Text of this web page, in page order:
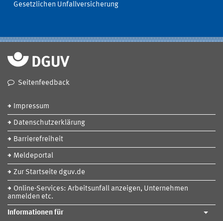
Gesetzlichen Unfallversicherung
Seitenfeedback
Impressum
Datenschutzerklärung
Barrierefreiheit
Meldeportal
Zur Startseite dguv.de
Online-Services: Arbeitsunfall anzeigen, Unternehmen
anmelden etc.
Informationen für